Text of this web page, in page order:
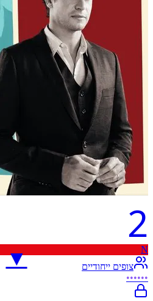
2
▼
N
צופים ייחודיים
••••••